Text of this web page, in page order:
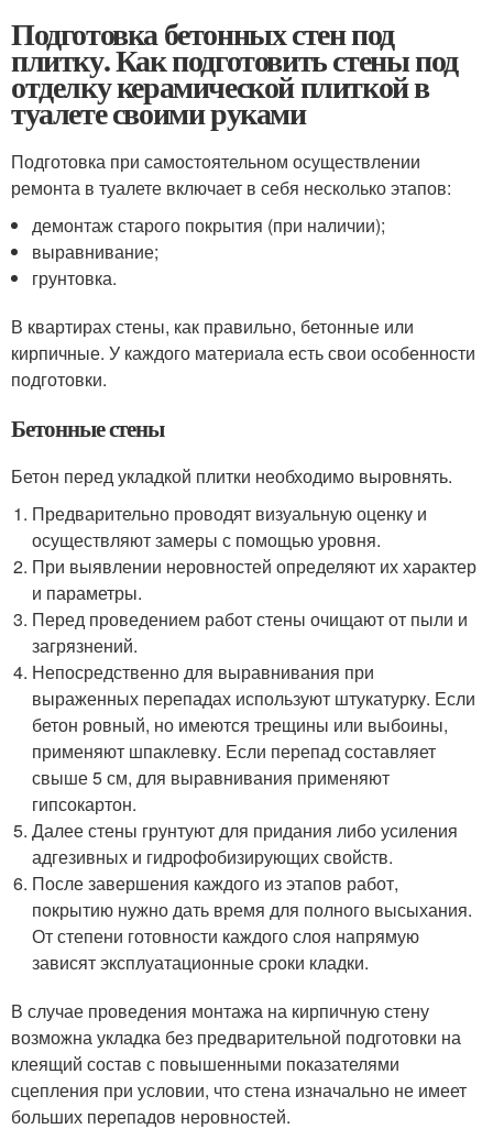
Подготовка бетонных стен под
плитку. Как подготовить стены под
отделку керамической плиткой в
туалете своими руками
Подготовка при самостоятельном осуществлении
ремонта в туалете включает в себя несколько этапов:
демонтаж старого покрытия (при наличии);
выравнивание;
грунтовка.
В квартирах стены, как правильно, бетонные или
кирпичные. У каждого материала есть свои особенности
подготовки.
Бетонные стены
Бетон перед укладкой плитки необходимо выровнять.
Предварительно проводят визуальную оценку и
осуществляют замеры с помощью уровня.
При выявлении неровностей определяют их характер
и параметры.
Перед проведением работ стены очищают от пыли и
загрязнений.
Непосредственно для выравнивания при
выраженных перепадах используют штукатурку. Если
бетон ровный, но имеются трещины или выбоины,
применяют шпаклевку. Если перепад составляет
свыше 5 см, для выравнивания применяют
гипсокартон.
Далее стены грунтуют для придания либо усиления
адгезивных и гидрофобизирующих свойств.
После завершения каждого из этапов работ,
покрытию нужно дать время для полного высыхания.
От степени готовности каждого слоя напрямую
зависят эксплуатационные сроки кладки.
В случае проведения монтажа на кирпичную стену
возможна укладка без предварительной подготовки на
клеящий состав с повышенными показателями
сцепления при условии, что стена изначально не имеет
больших перепадов неровностей.